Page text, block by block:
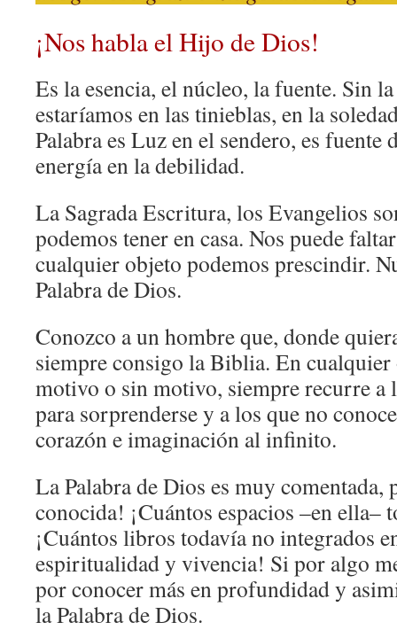
¡Nos habla el Hijo de Dios!
Es la esencia, el núcleo, la fuente. Sin
estaríamos en las tinieblas, en la
Palabra es Luz en el sendero, es fuente
energía en la debilidad.
La Sagrada Escritura, los Evangelios
podemos tener en casa. Nos puede
cualquier objeto podemos prescindir.
Palabra de Dios.
Conozco a un hombre que, donde
siempre consigo la Biblia. En cualquier
motivo o sin motivo, siempre recurre a
para sorprenderse y a los que no
corazón e imaginación al infinito.
La Palabra de Dios es muy comentada,
conocida! ¡Cuántos espacios –en ella–
¡Cuántos libros todavía no integrados
espiritualidad y vivencia! Si por algo
por conocer más en profundidad y
la Palabra de Dios.